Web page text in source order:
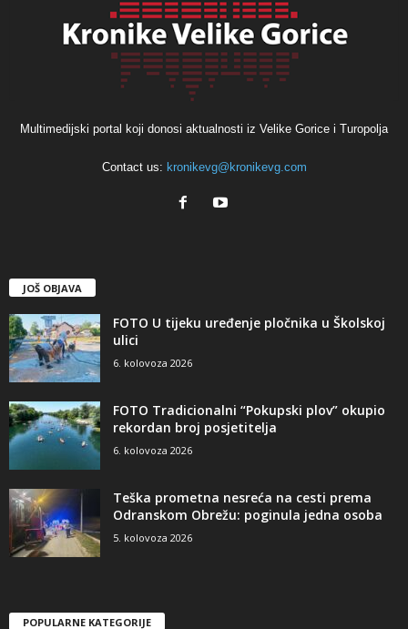
Multimedijski portal koji donosi aktualnosti iz Velike Gorice i Turopolja
Contact us: kronikevg@kronikevg.com
JOŠ OBJAVA
FOTO U tijeku uređenje pločnika u Školskoj
ulici
6. kolovoza 2026
FOTO Tradicionalni “Pokupski plov” okupio
rekordan broj posjetitelja
6. kolovoza 2026
Teška prometna nesreća na cesti prema
Odranskom Obrežu: poginula jedna osoba
5. kolovoza 2026
POPULARNE KATEGORIJE